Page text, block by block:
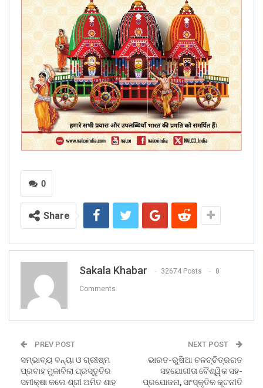
0
Share
Sakala Khabar 32674 Posts 0
Comments
PREV POST
ସମ୍ଭାବ୍ୟ ବନ୍ୟା ଓ ଗ୍ରୀଷ୍ମ
ପ୍ରବାହ ମୁକାବିଲା ପ୍ରସ୍ତୁତିର
ସମୀକ୍ଷା କଲେ ଶ୍ରୀ ଅମିତ ଶାହ
NEXT POST
ଭାରତ-ରୁଷିଆ ଚଳଚ୍ଚିତ୍ରଗତ
ସହଯୋଗୀତା ବୈଶ୍ୱିକ ସହ-
ପ୍ରଯୋଜନା, ସାଂସ୍କୃତିକ କୂଟନୀତି